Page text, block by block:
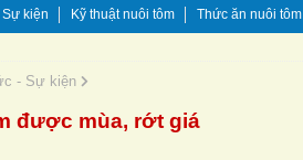
kiện Kỹ thuật nuôi tôm Thức ăn nuôi tôm
- Sự kiện
được mùa, rớt giá